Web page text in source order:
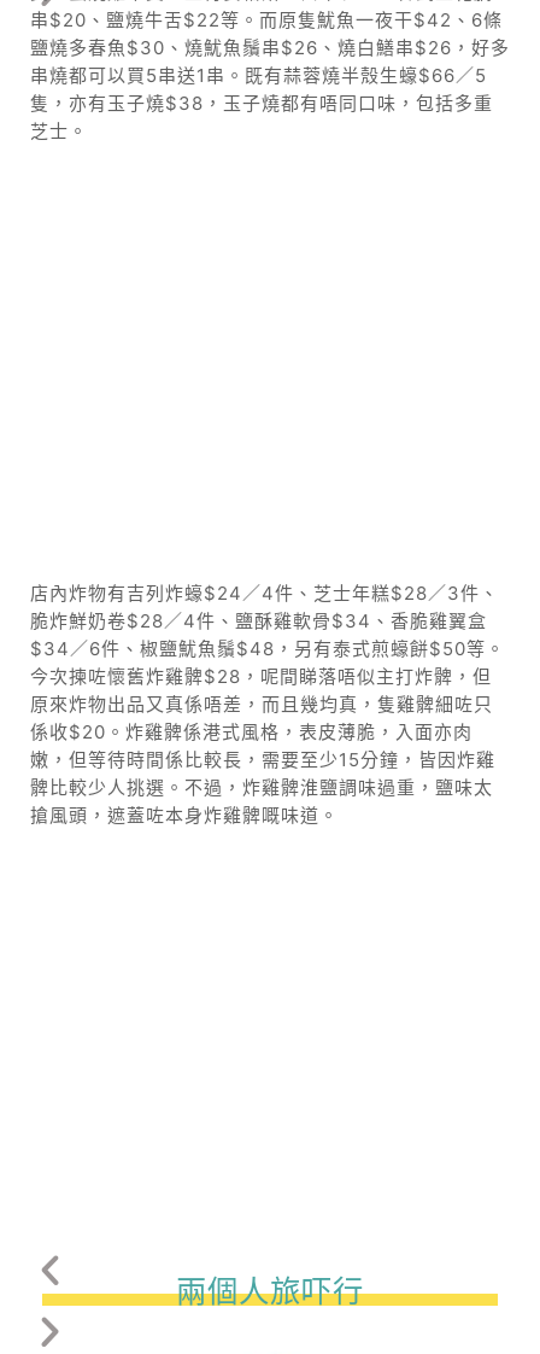
串$20、鹽燒牛舌$22等。而原隻魷魚一夜干$42、6條
鹽燒多春魚$30、燒魷魚鬚串$26、燒白鱔串$26，好多
串燒都可以買5串送1串。既有蒜蓉燒半殼生蠔$66／5
隻，亦有玉子燒$38，玉子燒都有唔同口味，包括多重
芝士。
店內炸物有吉列炸蠔$24／4件、芝士年糕$28／3件、
脆炸鮮奶卷$28／4件、鹽酥雞軟骨$34、香脆雞翼盒
$34／6件、椒鹽魷魚鬚$48，另有泰式煎蠔餅$50等。
今次揀咗懷舊炸雞髀$28，呢間睇落唔似主打炸髀，但
原來炸物出品又真係唔差，而且幾均真，隻雞髀細咗只
係收$20。炸雞髀係港式風格，表皮薄脆，入面亦肉
嫩，但等待時間係比較長，需要至少15分鐘，皆因炸雞
髀比較少人挑選。不過，炸雞髀淮鹽調味過重，鹽味太
搶風頭，遮蓋咗本身炸雞髀嘅味道。
兩個人旅吓行